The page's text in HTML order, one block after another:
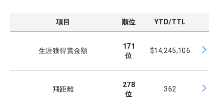
項目 順位 YTD/TTL
生涯獲得賞金額
171
位
$14,245,106
飛距離
278
位
362